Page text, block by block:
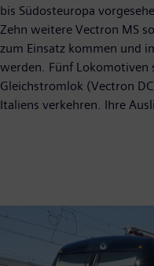
bis Südosteuropa
Zehn weitere Vectron MS
zum Einsatz kommen und
werden. Fünf Lokomotiven
Gleichstromlok (Vectron
Italiens verkehren. Ihre